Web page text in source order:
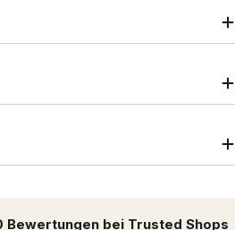
Bewertungen bei Trusted Shops